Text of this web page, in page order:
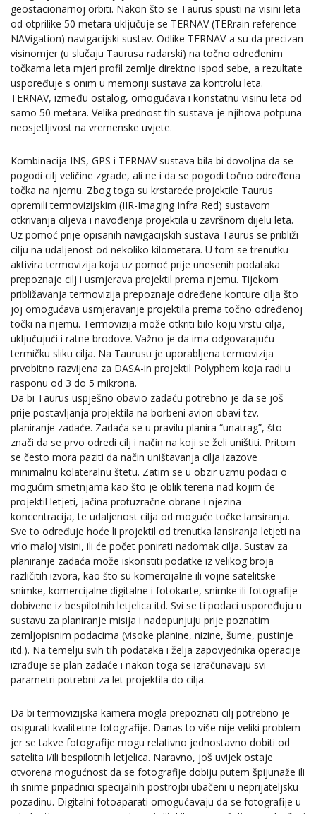
geostacionarnoj orbiti. Nakon što se Taurus spusti na visini leta
od otprilike 50 metara uključuje se TERNAV (TERrain reference
NAVigation) navigacijski sustav. Odlike TERNAV-a su da precizan
visinomjer (u slučaju Taurusa radarski) na točno određenim
točkama leta mjeri profil zemlje direktno ispod sebe, a rezultate
uspoređuje s onim u memoriji sustava za kontrolu leta.
TERNAV, između ostalog, omogućava i konstatnu visinu leta od
samo 50 metara. Velika prednost tih sustava je njihova potpuna
neosjetljivost na vremenske uvjete.
Kombinacija INS, GPS i TERNAV sustava bila bi dovoljna da se
pogodi cilj veličine zgrade, ali ne i da se pogodi točno određena
točka na njemu. Zbog toga su krstareće projektile Taurus
opremili termovizijskim (IIR-Imaging Infra Red) sustavom
otkrivanja ciljeva i navođenja projektila u završnom dijelu leta.
Uz pomoć prije opisanih navigacijskih sustava Taurus se približi
cilju na udaljenost od nekoliko kilometara. U tom se trenutku
aktivira termovizija koja uz pomoć prije unesenih podataka
prepoznaje cilj i usmjerava projektil prema njemu. Tijekom
približavanja termovizija prepoznaje određene konture cilja što
joj omogućava usmjeravanje projektila prema točno određenoj
točki na njemu. Termovizija može otkriti bilo koju vrstu cilja,
uključujući i ratne brodove. Važno je da ima odgovarajuću
termičku sliku cilja. Na Taurusu je uporabljena termovizija
prvobitno razvijena za DASA-in projektil Polyphem koja radi u
rasponu od 3 do 5 mikrona.
Da bi Taurus uspješno obavio zadaću potrebno je da se još
prije postavljanja projektila na borbeni avion obavi tzv.
planiranje zadaće. Zadaća se u pravilu planira “unatrag”, što
znači da se prvo odredi cilj i način na koji se želi uništiti. Pritom
se često mora paziti da način uništavanja cilja izazove
minimalnu kolateralnu štetu. Zatim se u obzir uzmu podaci o
mogućim smetnjama kao što je oblik terena nad kojim će
projektil letjeti, jačina protuzračne obrane i njezina
koncentracija, te udaljenost cilja od moguće točke lansiranja.
Sve to određuje hoće li projektil od trenutka lansiranja letjeti na
vrlo maloj visini, ili će počet ponirati nadomak cilja. Sustav za
planiranje zadaća može iskoristiti podatke iz velikog broja
različitih izvora, kao što su komercijalne ili vojne satelitske
snimke, komercijalne digitalne i fotokarte, snimke ili fotografije
dobivene iz bespilotnih letjelica itd. Svi se ti podaci uspoređuju u
sustavu za planiranje misija i nadopunjuju prije poznatim
zemljopisnim podacima (visoke planine, nizine, šume, pustinje
itd.). Na temelju svih tih podataka i želja zapovjednika operacije
izrađuje se plan zadaće i nakon toga se izračunavaju svi
parametri potrebni za let projektila do cilja.
Da bi termovizijska kamera mogla prepoznati cilj potrebno je
osigurati kvalitetne fotografije. Danas to više nije veliki problem
jer se takve fotografije mogu relativno jednostavno dobiti od
satelita i/ili bespilotnih letjelica. Naravno, još uvijek ostaje
otvorena mogućnost da se fotografije dobiju putem špijunaže ili
ih snime pripadnici specijalnih postrojbi ubačeni u neprijateljsku
pozadinu. Digitalni fotoaparati omogućavaju da se fotografije u